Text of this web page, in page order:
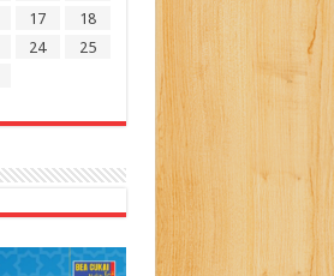
17
18
24
25